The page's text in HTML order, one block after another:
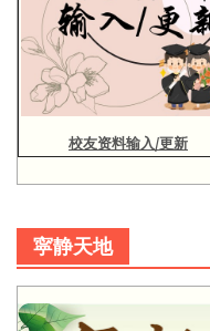
校友资料输入/更新
寜静天地